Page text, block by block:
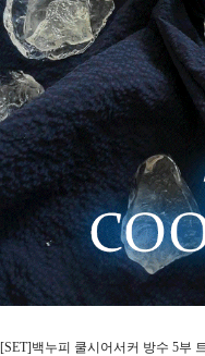
[SET]백누피 쿨시어서커 방수 5부